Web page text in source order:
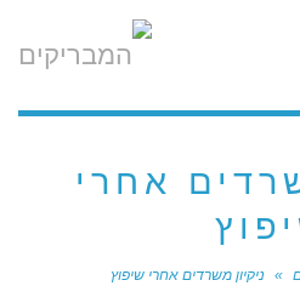
אחרי
» ניקיון משרדים אחרי שיפוץ